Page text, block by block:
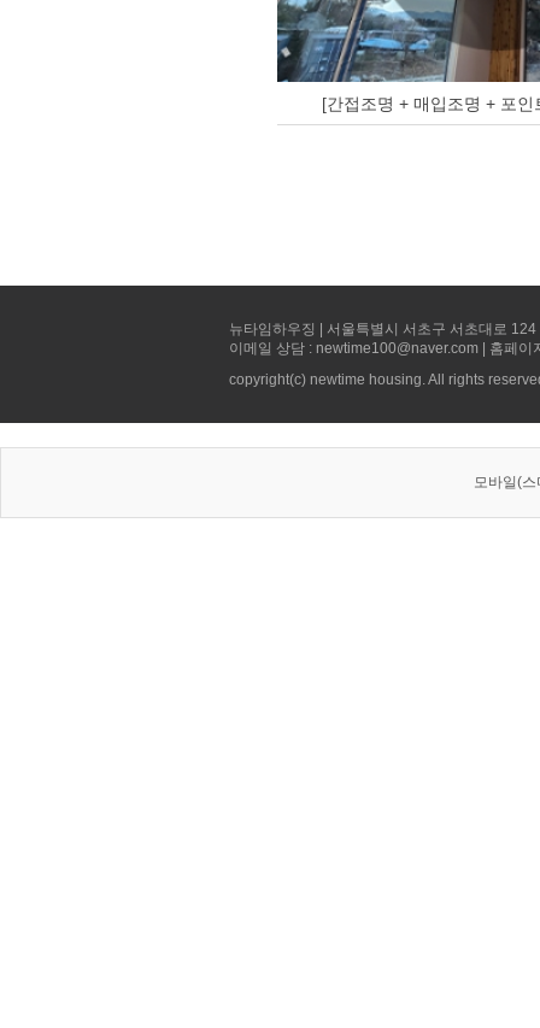
[간접조명 + 매입조명 + 포
뉴타임하우징 | 서울특별시 서초구 서초대로
이메일 상담 : newtime100@naver.com | 홈페
copyright(c) newtime housing. All rights
모바일(